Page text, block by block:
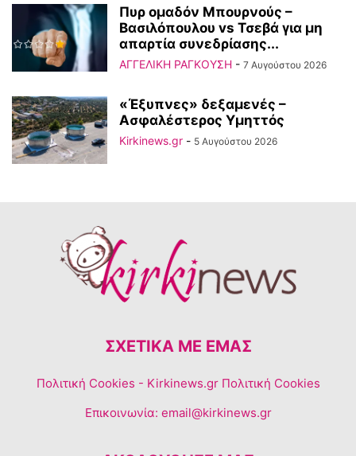
Πυρ ομαδόν Μπουρνούς –
Βασιλόπουλου vs Τσεβά για μη
απαρτία συνεδρίασης...
ΑΓΓΕΛΙΚΗ ΡΑΓΚΟΥΣΗ - 7 Αυγούστου 2026
«Έξυπνες» δεξαμενές –
Ασφαλέστερος Υμηττός
Kirkinews.gr - 5 Αυγούστου 2026
ΣΧΕΤΙΚΆ ΜΕ ΕΜΆΣ
Πολιτική Cookies - Kirkinews.gr Πολιτική Cookies
Επικοινωνία: email@kirkinews.gr